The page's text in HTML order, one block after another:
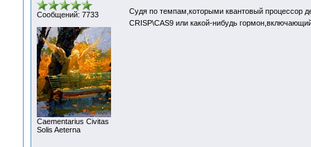
Сообщений: 7733
Сaementarius Civitas
Solis Aeterna
Судя по темпам,которыми квантовый процессор
CRISP\CAS9 или какой-нибудь